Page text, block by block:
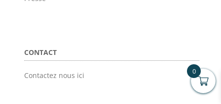
CONTACT
Contactez nous ici 0